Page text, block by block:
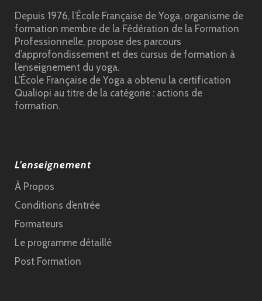
Depuis 1976, l’École Française de Yoga, organisme de
formation membre de la Fédération de la Formation
Professionnelle, propose des parcours
d’approfondissement et des cursus de formation à
l’enseignement du yoga.
L’École Française de Yoga a obtenu la certification
Qualiopi au titre de la catégorie : actions de
formation.
L’enseignement
À Propos
Conditions d’entrée
Formateurs
Le programme détaillé
Post Formation